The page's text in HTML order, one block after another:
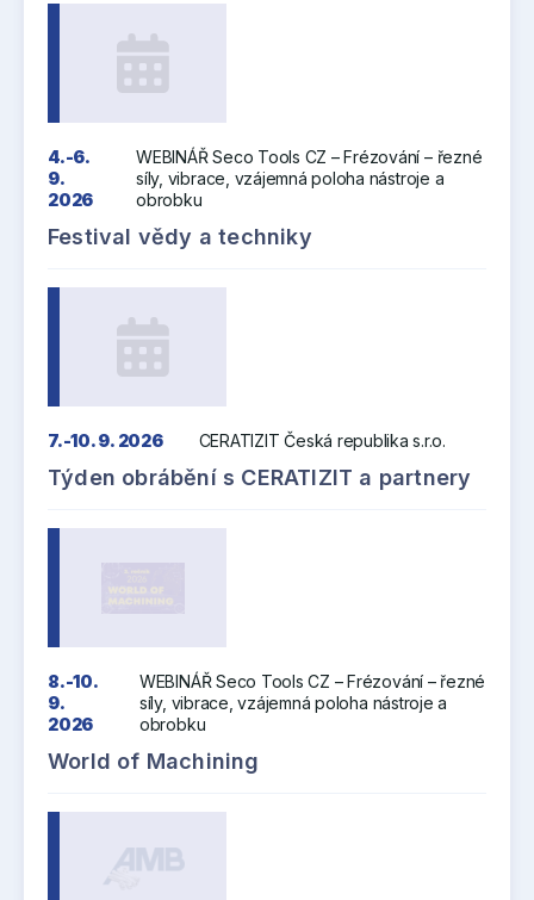
4.-6.
9.
2026
WEBINÁŘ Seco Tools CZ – Frézování – řezné
síly, vibrace, vzájemná poloha nástroje a
obrobku
Festival vědy a techniky
7.-10. 9. 2026 CERATIZIT Česká republika s.r.o.
Týden obrábění s CERATIZIT a partnery
8.-10.
9.
2026
WEBINÁŘ Seco Tools CZ – Frézování – řezné
síly, vibrace, vzájemná poloha nástroje a
obrobku
World of Machining